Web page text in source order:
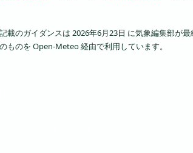
載のガイダンスは 2026年6月23日 に気象編集部が最
ものを Open-Meteo 経由で利用しています。